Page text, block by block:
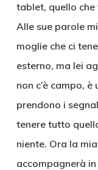
tablet, quello che
Alle sue parole
moglie che ci
esterno, ma lei
non c’è campo,
prendono i
tenere tutto
niente. Ora la
accompagnerà